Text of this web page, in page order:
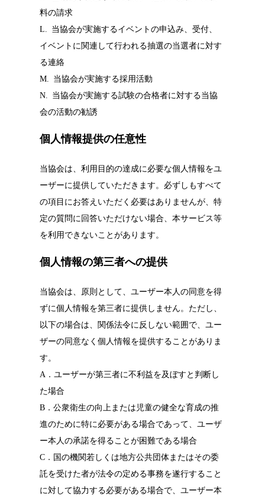
料の請求
L. 当協会が実施するイベントの申込み、受付、
イベントに関連して行われる抽選の当選者に対す
る連絡
M. 当協会が実施する採用活動
N. 当協会が実施する試験の合格者に対する当協
会の活動の勧誘
個人情報提供の任意性
当協会は、利用目的の達成に必要な個人情報をユ
ーザーに提供していただきます。必ずしもすべて
の項目にお答えいただく必要はありませんが、特
定の質問に回答いただけない場合、本サービス等
を利用できないことがあります。
個人情報の第三者への提供
当協会は、原則として、ユーザー本人の同意を得
ずに個人情報を第三者に提供しません。ただし、
以下の場合は、関係法令に反しない範囲で、ユー
ザーの同意なく個人情報を提供することがありま
す。
A．ユーザーが第三者に不利益を及ぼすと判断し
た場合
B．公衆衛生の向上または児童の健全な育成の推
進のために特に必要がある場合であって、ユーザ
ー本人の承諾を得ることが困難である場合
C．国の機関若しくは地方公共団体またはその委
託を受けた者が法令の定める事務を遂行すること
に対して協力する必要がある場合で、ユーザー本